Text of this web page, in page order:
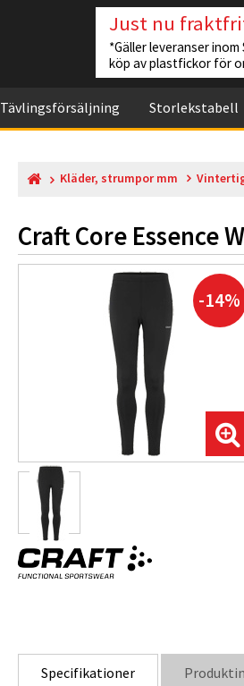
Just nu
*Gäller leveranser
köp av plastfickor för
Tävlingsförsäljning Storlekstabell
Kläder, strumpor mm
Craft Core Essence
-14%
Specifikationer